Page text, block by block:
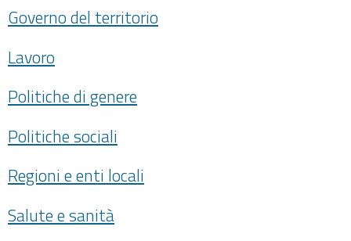
Governo del territorio
Lavoro
Politiche di genere
Politiche sociali
Regioni e enti locali
Salute e sanità